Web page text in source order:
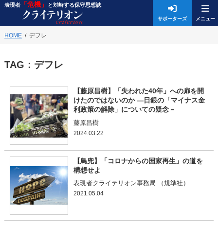
表現者「危機」 と対峙する保守思想誌
サポーターズ
HOME デフレ
TAG： デフレ
【藤原昌樹】「失われた40年」への扉を開
けたのではないのか ―日銀の「マイナス金
利政策の解除」についての疑念－
藤原昌樹
2024.03.22
【鳥兜】「コロナからの国家再生」の道を
構想せよ
表現者クライテリオン事務局 （規準社）
2021.05.04